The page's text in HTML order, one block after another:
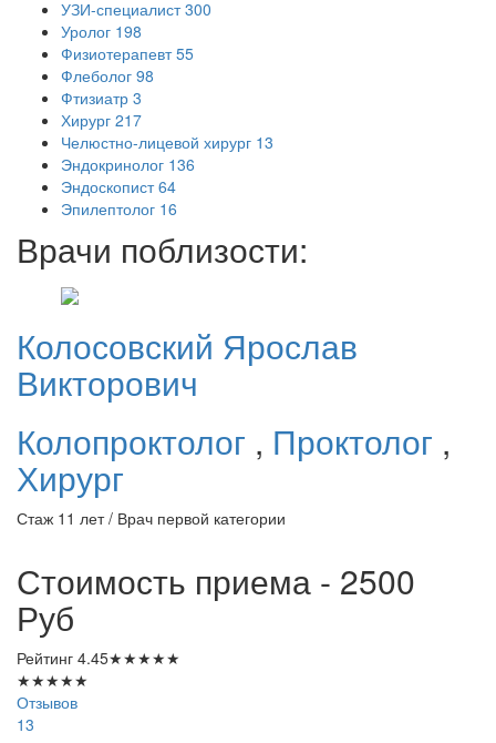
УЗИ-специалист 300
Уролог 198
Физиотерапевт 55
Флеболог 98
Фтизиатр 3
Хирург 217
Челюстно-лицевой хирург 13
Эндокринолог 136
Эндоскопист 64
Эпилептолог 16
Врачи поблизости:
Колосовский Ярослав
Викторович
Колопроктолог , Проктолог ,
Хирург
Стаж 11 лет / Врач первой категории
Стоимость приема - 2500
Руб
Рейтинг 4.45★★★★★
★★★★★
Отзывов
13